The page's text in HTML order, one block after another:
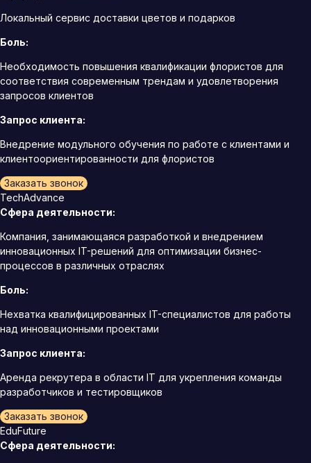
Локальный сервис доставки цветов и подарков
Боль:
Необходимость повышения квалификации флористов для
соответствия современным трендам и удовлетворения
запросов клиентов
Запрос клиента:
Внедрение модульного обучения по работе с клиентами и
клиентоориентированности для флористов
Заказать звонок
TechAdvance
Сфера деятельности:
Компания, занимающаяся разработкой и внедрением
инновационных IT-решений для оптимизации бизнес-
процессов в различных отраслях
Боль:
Нехватка квалифицированных IT-специалистов для работы
над инновационными проектами
Запрос клиента:
Аренда рекрутера в области IT для укрепления команды
разработчиков и тестировщиков
Заказать звонок
EduFuture
Сфера деятельности: